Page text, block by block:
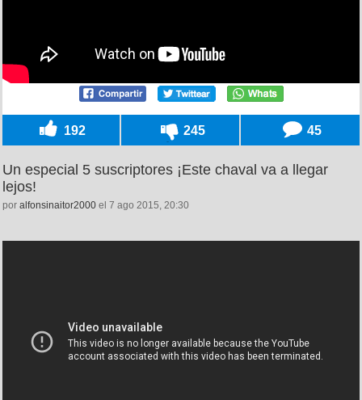
192 245 45
Un especial 5 suscriptores ¡Este chaval va a llegar
lejos!
por alfonsinaitor2000 el 7 ago 2015, 20:30